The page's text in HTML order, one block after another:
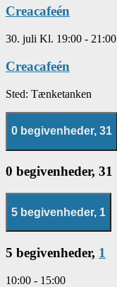
Creacafeén
30. juli Kl. 19:00 - 21:00
Creacafeén
Sted: Tænketanken
0 begivenheder, 31
0 begivenheder, 31
5 begivenheder, 1
5 begivenheder, 1
10:00 - 15:00